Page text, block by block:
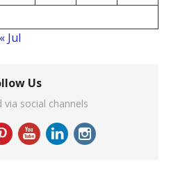
« Jul
Us
via social channels